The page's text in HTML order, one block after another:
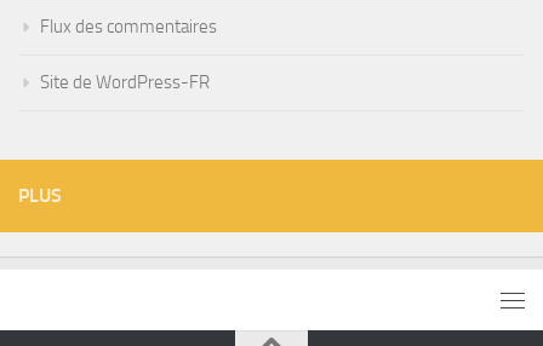
Flux des commentaires
Site de WordPress-FR
PLUS